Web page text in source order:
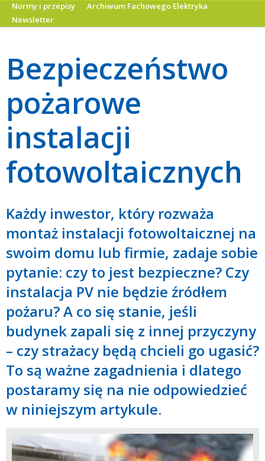
Normy i przepisy
Archiwum Fachowego Elektryka
Newsletter
Bezpieczeństwo
pożarowe
instalacji
fotowoltaicznych
Każdy inwestor, który rozważa
montaż instalacji fotowoltaicznej na
swoim domu lub firmie, zadaje sobie
pytanie: czy to jest bezpieczne? Czy
instalacja PV nie będzie źródłem
pożaru? A co się stanie, jeśli
budynek zapali się z innej przyczyny
– czy strażacy będą chcieli go ugasić?
To są ważne zagadnienia i dlatego
postaramy się na nie odpowiedzieć
w niniejszym artykule.